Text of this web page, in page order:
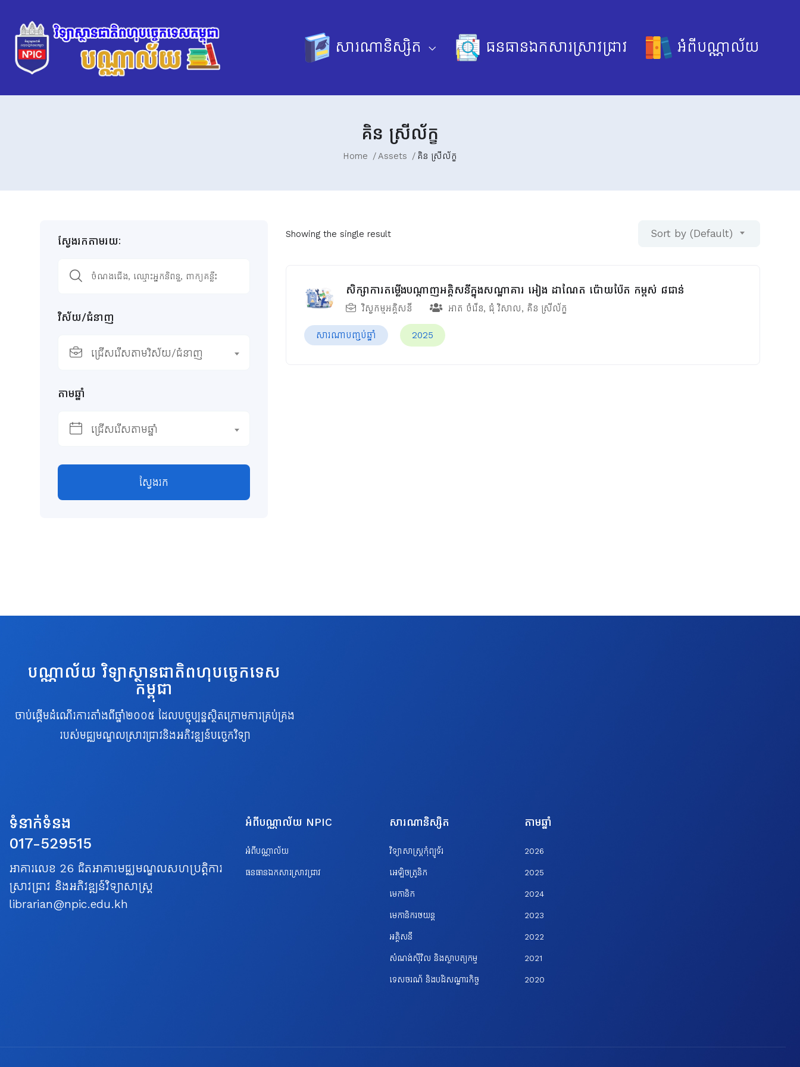
សារណានិស្សិត ធនធានឯកសារស្រាវជ្រាវ អំពីបណ្ណាល័យ
គិន ស្រីល័ក្ខ
Home Assets គិន ស្រីល័ក្ខ
ស្វែងរកតាមរយៈ
វិស័យ/ជំនាញ
ជ្រើសរើសតាមវិស័យ/ជំនាញ
តាមឆ្នាំ
ជ្រើសរើសតាមឆ្នាំ
ស្វែងរក
Showing the single result Sort by (Default)
សិក្សាការតម្លើងបណ្តាញអគ្គិសនីក្នុងសណ្ឋាគារ អៀង ដាណែត ប៉ោយប៉ែត កម្ពស់​ ៨ជាន់
វិស្វកម្មអគ្គិសនី អាត ចំរើន, ជុំ វិសាល, គិន ស្រីល័ក្ខ
សារណាបញ្ចប់ឆ្នាំ 2025
បណ្ណាល័យ វិទ្យាស្ថានជាតិពហុបច្ចេកទេស
កម្ពុជា
ចាប់ផ្តើមដំណើរការតាំងពីឆ្នាំ២០០៥ ដែលបច្ចុប្បន្នស្ថិតក្រោមការគ្រប់គ្រង
របស់មជ្ឈមណ្ឌលស្រាវជ្រាវនិងអភិវឌ្ឍន៍បច្ចេកវិទ្យា
ទំនាក់ទំនង
017-529515
អាគារលេខ 26 ជិតអាគារមជ្ឈមណ្ឌលសហប្រត្តិការ
ស្រាវជ្រាវ និងអភិវឌ្ឍន៍វិទ្យាសាស្ត្រ
librarian@npic.edu.kh
អំពីបណ្ណាល័យ NPIC
អំពីបណ្ណាល័យ
ធនធានឯកសារស្រាវជ្រាវ
សារណានិស្សិត
វិទ្យាសាស្ត្រកុំព្យូទ័រ
អេឡិចត្រូនិក
មេកានិក
មេកានិករថយន្ត
អគ្គិសនី
សំណង់ស៊ីវិល និងស្ថាបត្យកម្ម
ទេសចរណ័ និងបដិសណ្ឋារកិច្ច
តាមឆ្នាំ
2026
2025
2024
2023
2022
2021
2020